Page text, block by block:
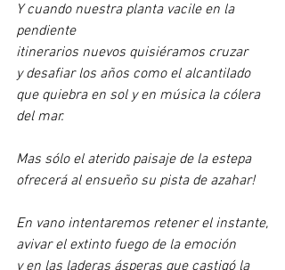
Y cuando nuestra planta vacile en la
pendiente
itinerarios nuevos quisiéramos cruzar
y desafiar los años como el alcantilado
que quiebra en sol y en música la cólera
del mar.
Mas sólo el aterido paisaje de la estepa
ofrecerá al ensueño su pista de azahar!
En vano intentaremos retener el instante,
avivar el extinto fuego de la emoción
y en las laderas ásperas que castigó la